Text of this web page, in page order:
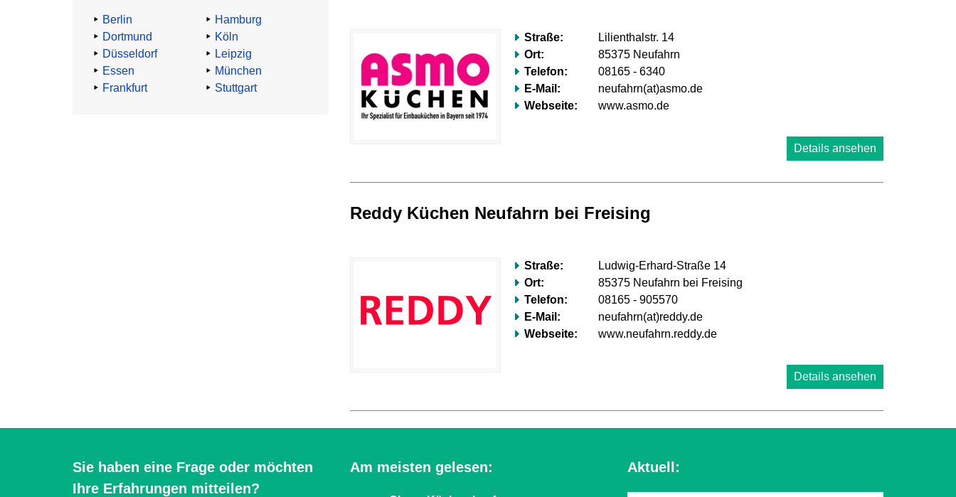
Berlin
Dortmund
Düsseldorf
Essen
Frankfurt
Hamburg
Köln
Leipzig
München
Stuttgart
Straße:
Lilienthalstr. 14
Ort:
85375 Neufahrn
Telefon:
08165 - 6340
E-Mail:
neufahrn(at)asmo.de
Webseite:
www.asmo.de
Details ansehen
Reddy Küchen Neufahrn bei Freising
Straße:
Ludwig-Erhard-Straße 14
Ort:
85375 Neufahrn bei Freising
Telefon:
08165 - 905570
E-Mail:
neufahrn(at)reddy.de
Webseite:
www.neufahrn.reddy.de
Details ansehen
Sie haben eine Frage oder möchten
Ihre Erfahrungen mitteilen?
Am meisten gelesen: Aktuell: